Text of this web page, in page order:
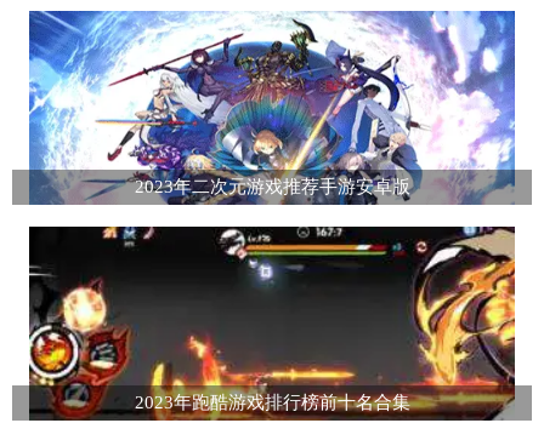
2023年二次元游戏推荐手游安卓版
2023年跑酷游戏排行榜前十名合集